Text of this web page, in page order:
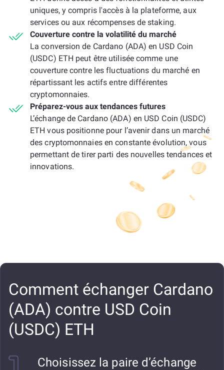
uniques, y compris l'accès à la plateforme, aux
services ou aux récompenses de staking.
Couverture contre la volatilité du marché
La conversion de Cardano (ADA) en USD Coin
(USDC) ETH peut être utilisée comme une
couverture contre les fluctuations du marché en
répartissant les actifs entre différentes
cryptomonnaies.
Préparez-vous aux tendances futures
L’échange de Cardano (ADA) en USD Coin (USDC)
ETH vous positionne pour l’avenir dans un marché
des cryptomonnaies en constante évolution, vous
permettant de tirer parti des nouvelles tendances et
innovations.
Comment échanger Cardano
(ADA) contre USD Coin
(USDC) ETH
Choisissez la paire d’échange